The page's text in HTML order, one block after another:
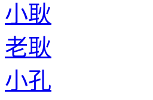
小耿
老耿
小孔